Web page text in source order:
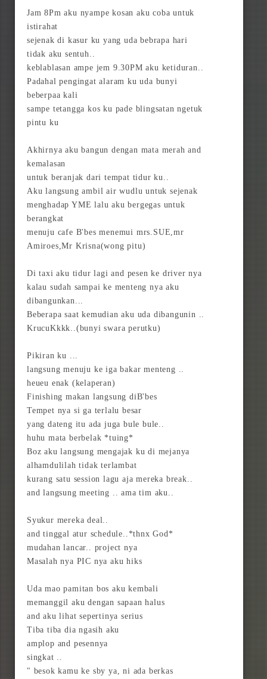
Jam 8Pm aku nyampe kosan aku coba untuk
istirahat
sejenak di kasur ku yang uda bebrapa hari
tidak aku sentuh..
keblablasan ampe jem 9.30PM aku ketiduran..
Padahal pengingat alaram ku uda bunyi
beberpaa kali
sampe tetangga kos ku pade blingsatan ngetuk
pintu ku
Akhirnya aku bangun dengan mata merah and
kemalasan
untuk beranjak dari tempat tidur ku..
Aku langsung ambil air wudlu untuk sejenak
menghadap YME lalu aku bergegas untuk
berangkat
menuju cafe B'bes menemui mrs.SUE,mr
Amiroes,Mr Krisna(wong pitu)
Di taxi aku tidur lagi and pesen ke driver nya
kalau sudah sampai ke menteng nya aku
dibangunkan...
Beberapa saat kemudian aku uda dibangunin ..
KrucuKkkk..(bunyi swara perutku)
Pikiran ku ...
langsung menuju ke iga bakar menteng ..
heueu enak (kelaperan)
Finishing makan langsung diB'bes
Tempet nya si ga terlalu besar
yang dateng itu ada juga bule bule..
huhu mata berbelak *tuing*
Boz aku langsung mengajak ku di mejanya
alhamdulilah tidak terlambat
kurang satu session lagu aja mereka break..
and langsung meeting .. ama tim aku..
Syukur mereka deal..
and tinggal atur schedule..*thnx God*
mudahan lancar.. project nya
Masalah nya PIC nya aku hiks
Uda mao pamitan bos aku kembali
memanggil aku dengan sapaan halus
and aku lihat sepertinya serius
Tiba tiba dia ngasih aku
amplop and pesennya
singkat ..
" besok kamu ke sby ya, ni ada berkas